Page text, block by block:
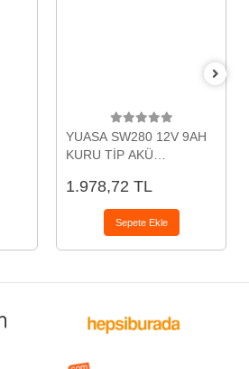
YUASA SW280 12V 9AH
KURU TİP AKÜ
1.978,72 TL
Sepete Ekle